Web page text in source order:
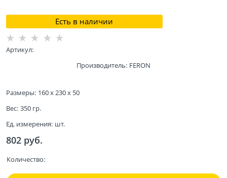
Есть в наличии
Артикул:
Производитель: FERON
Размеры: 160 x 230 x 50
Вес: 350 гр.
Ед. измерения: шт.
802 руб.
Количество: